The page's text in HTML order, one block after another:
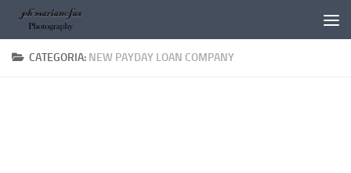
Salta al contenuto
CATEGORIA: NEW PAYDAY LOAN COMPANY